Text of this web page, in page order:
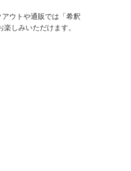
ウトや通販では「希釈
しみいただけます。